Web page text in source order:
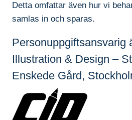
Detta omfattar även hur vi
samlas in och sparas.
Personuppgiftsansvarig
Illustration & Design –
Enskede Gård,